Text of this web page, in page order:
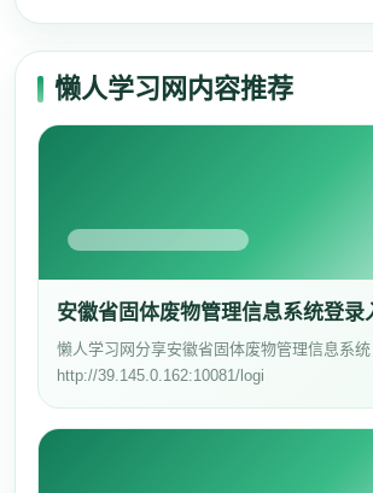
懒人学习网内容推荐
安徽省固体废物管理信息系统登录
懒人学习网分享安徽省固体废物管理信息系统
http://39.145.0.162:10081/logi